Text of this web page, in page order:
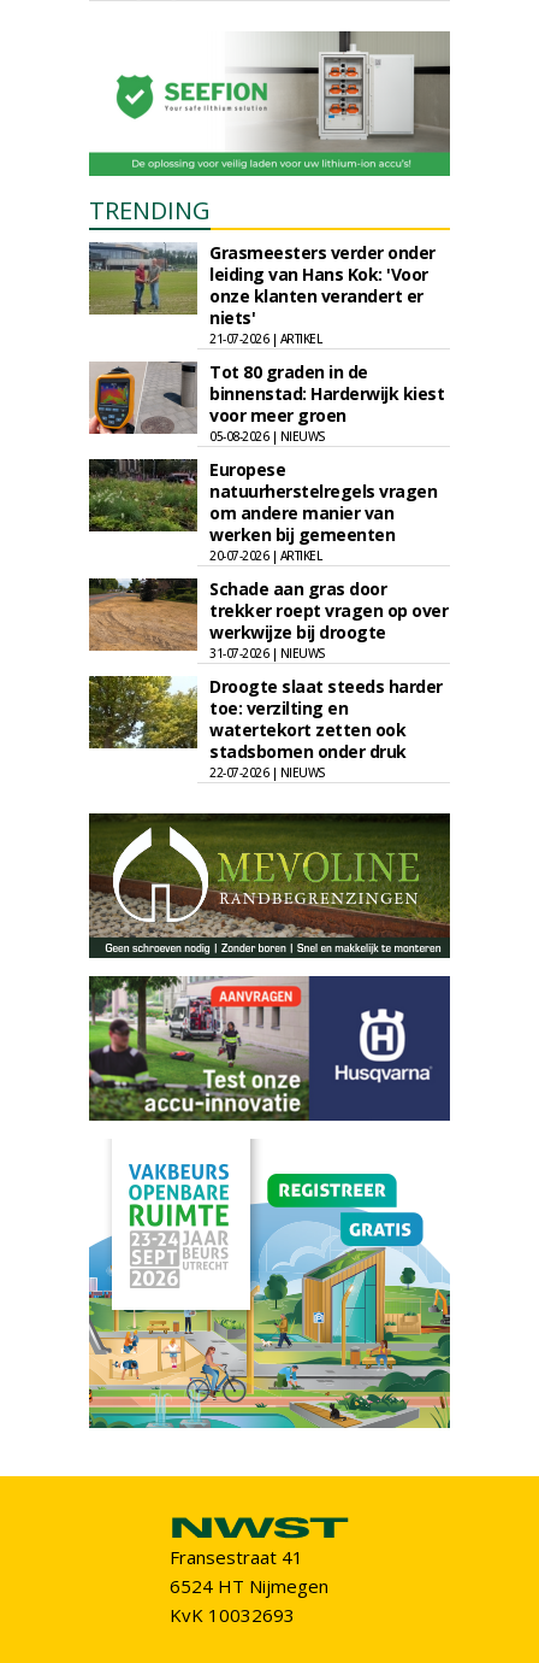
TRENDING
Grasmeesters verder onder
leiding van Hans Kok: 'Voor
onze klanten verandert er
niets'
21-07-2026 | ARTIKEL
Tot 80 graden in de
binnenstad: Harderwijk kiest
voor meer groen
05-08-2026 | NIEUWS
Europese
natuurherstelregels vragen
om andere manier van
werken bij gemeenten
20-07-2026 | ARTIKEL
Schade aan gras door
trekker roept vragen op over
werkwijze bij droogte
31-07-2026 | NIEUWS
Droogte slaat steeds harder
toe: verzilting en
watertekort zetten ook
stadsbomen onder druk
22-07-2026 | NIEUWS
Fransestraat 41
6524 HT Nijmegen
KvK 10032693